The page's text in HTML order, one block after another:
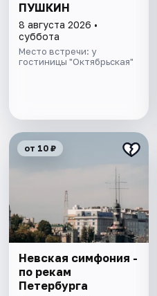
ПУШКИН
8 августа 2026 •
суббота
Место встречи: у
гостиницы "Октябрьская"
от 10 ₽
Невская симфония -
по рекам
Петербурга